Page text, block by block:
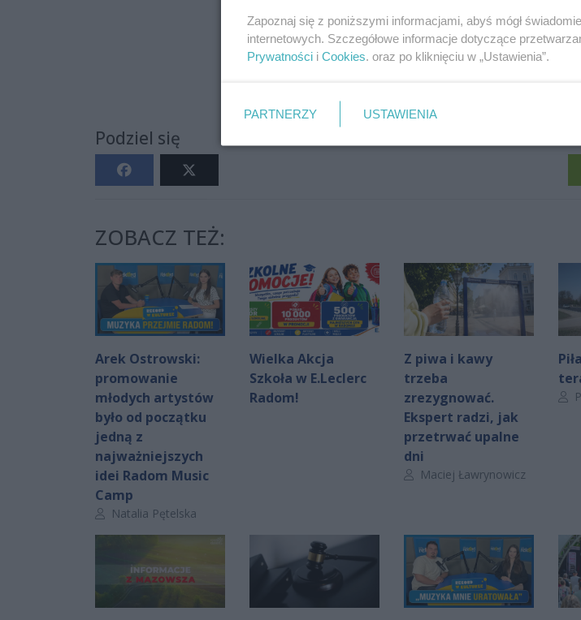
Podziel się
ZOBACZ TEŻ:
Arek Ostrowski:
promowanie
młodych artystów
było od początku
jedną z
najważniejszych
idei Radom Music
Camp
Autor artykułu:
Natalia Pętelska
Wielka Akcja
Szkoła w E.Leclerc
Radom!
Z piwa i kawy
trzeba
zrezygnować.
Ekspert radzi, jak
przetrwać upalne
dni
Autor artykułu:
Maciej Ławrynowicz
Zapoznaj się z poniższymi informacjami, abyś mógł
internetowych. Szczegółowe informacje dotyczące
Prywatności i Cookies. oraz po kliknięciu w „Ustawienia”.
PARTNERZY USTAWIENIA